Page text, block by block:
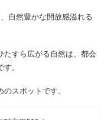
自然豊かな開放感溢れる
すら広がる自然は、都会
。
スポットです。